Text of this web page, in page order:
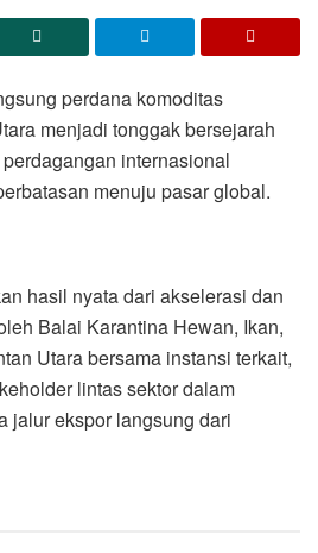
perdana komoditas
menjadi tonggak bersejarah
internasional
menuju pasar global.
hasil nyata dari akselerasi dan
Balai Karantina Hewan, Ikan,
Utara bersama instansi terkait,
lintas sektor dalam
jalur ekspor langsung dari